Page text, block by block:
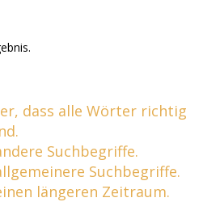
dass alle Wörter richtig
Suchbegriffe.
Suchbegriffe.
längeren Zeitraum.